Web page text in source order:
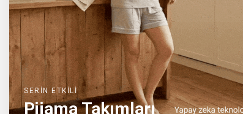
SERİN ETKİLİ
Pijama Takımları